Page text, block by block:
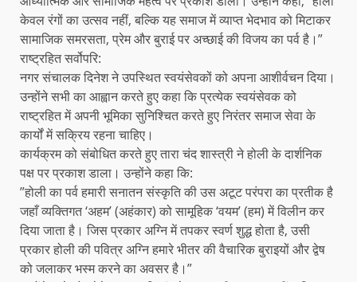
केवल रंगों का उत्सव नहीं, बल्कि यह समाज में व्याप्त भेदभाव को मिटाकर
सामाजिक समरसता, प्रेम और बुराई पर अच्छाई की विजय का पर्व है।”
​राष्ट्रहित सर्वोपरि:
नगर संचालक दिनेश ने उपस्थित स्वयंसेवकों को अपना आशीर्वचन दिया।
उन्होंने सभी का आह्वान करते हुए कहा कि प्रत्येक स्वयंसेवक को
राष्ट्रहित में अपनी भूमिका सुनिश्चित करते हुए निरंतर समाज सेवा के
कार्यों में सक्रिय रहना चाहिए।
​कार्यक्रम को संबोधित करते हुए तारा चंद शास्त्री ने होली के दार्शनिक
पक्ष पर प्रकाश डाला। उन्होंने कहा कि:
​”होली का पर्व हमारी सनातन संस्कृति की उस अटूट परंपरा का प्रतीक है
जहाँ व्यक्तिगत ‘अहम’ (अहंकार) को सामूहिक ‘वयम’ (हम) में विलीन कर
दिया जाता है। जिस प्रकार अग्नि में तपकर स्वर्ण शुद्ध होता है, उसी
प्रकार होली की पवित्र अग्नि हमारे भीतर की वैचारिक बुराइयों और द्वेष
को जलाकर भस्म करने का अवसर है।”